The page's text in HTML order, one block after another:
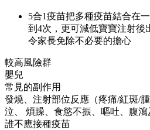
5合1疫苗把多種疫苗結合在
到4次，更可減低寶寶注射後
令家長免除不必要的擔心
較高風險群
嬰兒
常見的副作用
發燒、注射部位反應（疼痛/紅斑/
泣、 煩躁、食慾不振、嘔吐、腹瀉
誰不應接種疫苗